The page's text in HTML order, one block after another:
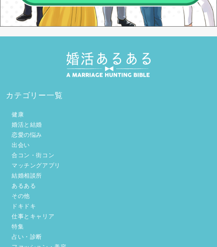
カテゴリー一覧
健康
婚活と結婚
恋愛の悩み
出会い
合コン・街コン
マッチングアプリ
結婚相談所
あるある
その他
ドキドキ
仕事とキャリア
特集
占い・診断